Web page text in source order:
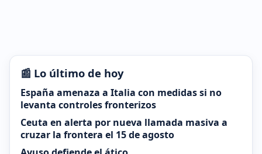
📰 Lo último de hoy
España amenaza a Italia con medidas si no
levanta controles fronterizos
Ceuta en alerta por nueva llamada masiva a
cruzar la frontera el 15 de agosto